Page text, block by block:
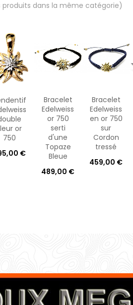
produits dans la même catégorie)
or
750
€
Bracelet
Edelweiss
or 750
serti
d'une
Topaze
Bleue
489,00 €
Bracelet
Edelweiss
en or 750
sur
Cordon
tressé
459,00 €